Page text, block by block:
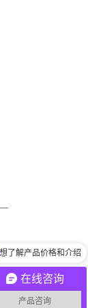
在线咨询
产品咨询
想了解产品价格和介绍